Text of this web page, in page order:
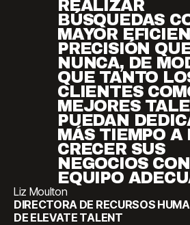
REALIZAR
BÚSQUEDAS
MAYOR
PRECISIÓN
NUNCA, DE
QUE TANTO
CLIENTES
MEJORES
PUEDAN
MÁS TIEMPO A
CRECER SUS
NEGOCIOS
EQUIPO
Liz Moulton
DIRECTORA DE RECURSOS
DE ELEVATE TALENT